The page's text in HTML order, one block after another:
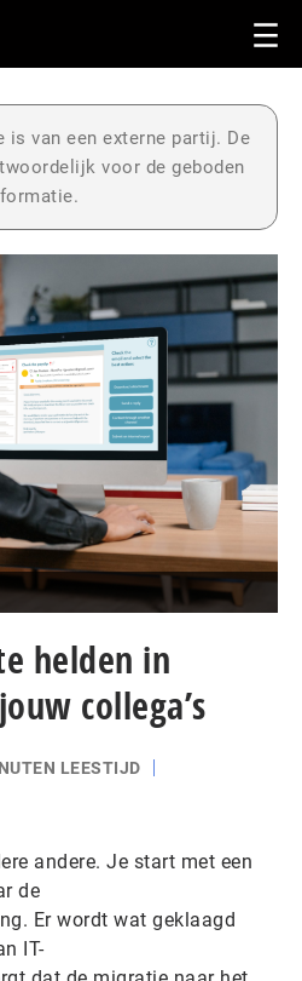
is van een externe partij. De
voor de geboden
helden in
collega’s
LEESTIJD
andere. Je start met een
de
Er wordt wat geklaagd
IT-